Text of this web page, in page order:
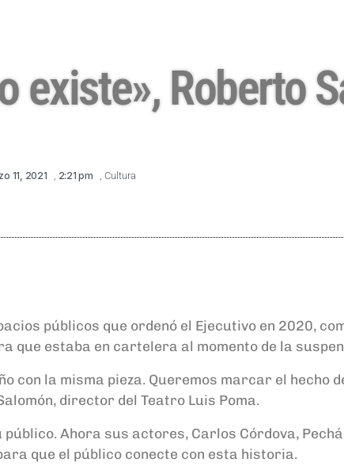
existe», Roberto
11, 2021 2:21 pm Cultura
públicos que ordenó el Ejecutivo en 2020,
que estaba en cartelera al momento de la
con la misma pieza. Queremos marcar el hecho
director del Teatro Luis Poma.
Ahora sus actores, Carlos Córdova,
que el público conecte con esta historia.